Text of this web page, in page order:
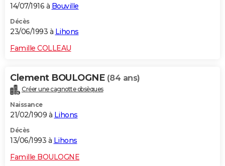
14/07/1916 à Bouville
Décès
23/06/1993 à Lihons
Famille COLLEAU
Clement BOULOGNE (84 ans)
Créer une cagnotte obsèques
Naissance
21/02/1909 à Lihons
Décès
13/06/1993 à Lihons
Famille BOULOGNE